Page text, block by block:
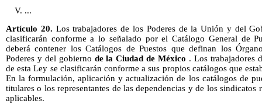
V. ...
Artículo 20. Los trabajadores de los Poderes de la Unión y del
clasificarán conforme a lo señalado por el Catálogo General de
deberá contener los Catálogos de Puestos que definan los
Poderes y del gobierno de la Ciudad de México . Los trabajadores
de esta Ley se clasificarán conforme a sus propios catálogos que
En la formulación, aplicación y actualización de los catálogos de
titulares o los representantes de las dependencias y de los sindicatos
aplicables.